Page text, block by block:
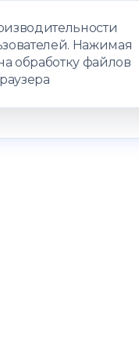
Нажимая
обработку файлов
ЗАПИСАТЬСЯ